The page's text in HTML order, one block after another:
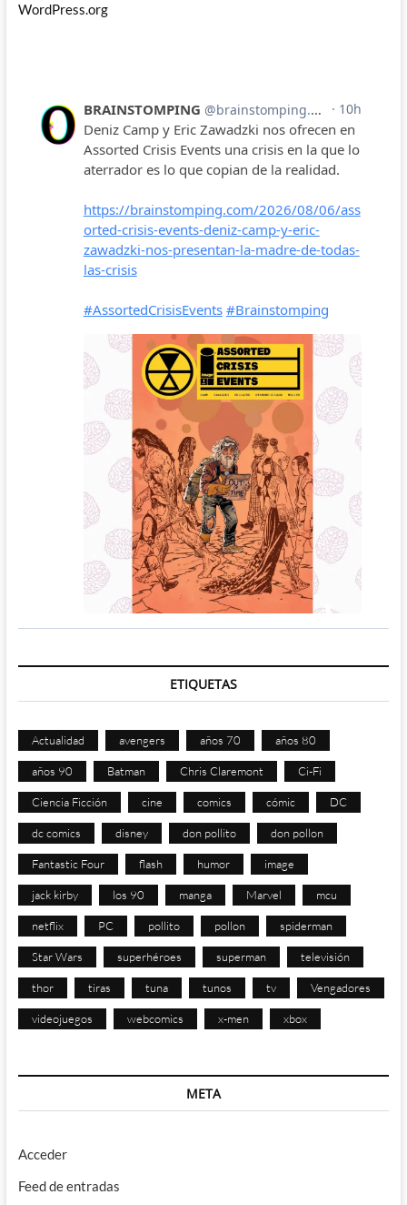
WordPress.org
ETIQUETAS
Actualidad avengers años 70 años 80
años 90 Batman Chris Claremont Ci-Fi
Ciencia Ficción cine comics cómic DC
dc comics disney don pollito don pollon
Fantastic Four flash humor image
jack kirby los 90 manga Marvel mcu
netflix PC pollito pollon spiderman
Star Wars superhéroes superman televisión
thor tiras tuna tunos tv Vengadores
videojuegos webcomics x-men xbox
META
Acceder
Feed de entradas